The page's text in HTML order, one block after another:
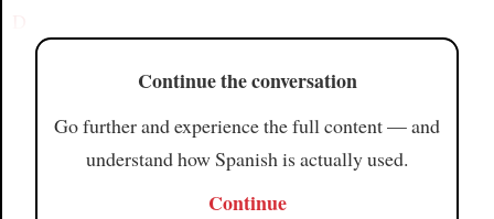
Continue the conversation
Go further and experience the full content — and
understand how Spanish is actually used.
Continue